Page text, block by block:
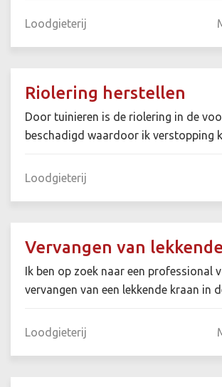
Loodgieterij
Riolering herstellen
Door tuinieren is de riolering in de
beschadigd waardoor ik verstopping
Loodgieterij
Vervangen van
Ik ben op zoek naar een professional
vervangen van een lekkende kraan in
Loodgieterij